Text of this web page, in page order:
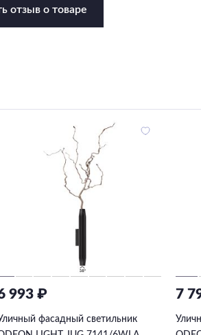
отзыв о товаре
993 ₽
фасадный светильник
7